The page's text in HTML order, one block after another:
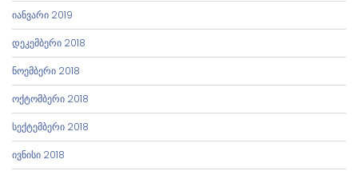
იანვარი 2019
დეკემბერი 2018
ნოემბერი 2018
ოქტომბერი 2018
სექტემბერი 2018
ივნისი 2018